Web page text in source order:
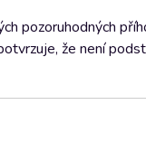
pozoruhodných
že není